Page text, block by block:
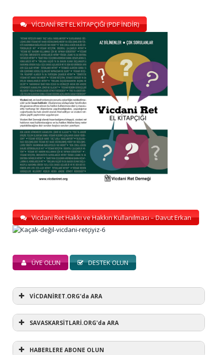
VİCDANİ RET EL KİTAPÇIĞI (PDF İNDİR)
Vicdani Ret Hakkı ve Hakkın Kullanılması – Davut Erkan
ÜYE OLUN DESTEK OLUN
VİCDANİRET.ORG'da ARA
SAVASKARSİTLARİ.ORG'da ARA
HABERLERE ABONE OLUN